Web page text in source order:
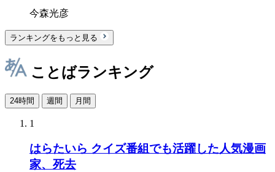
今森光彦
ランキングをもっと見る
ことばランキング
24時間 週間 月間
1
はらたいら クイズ番組でも活躍した人気漫画
家、死去